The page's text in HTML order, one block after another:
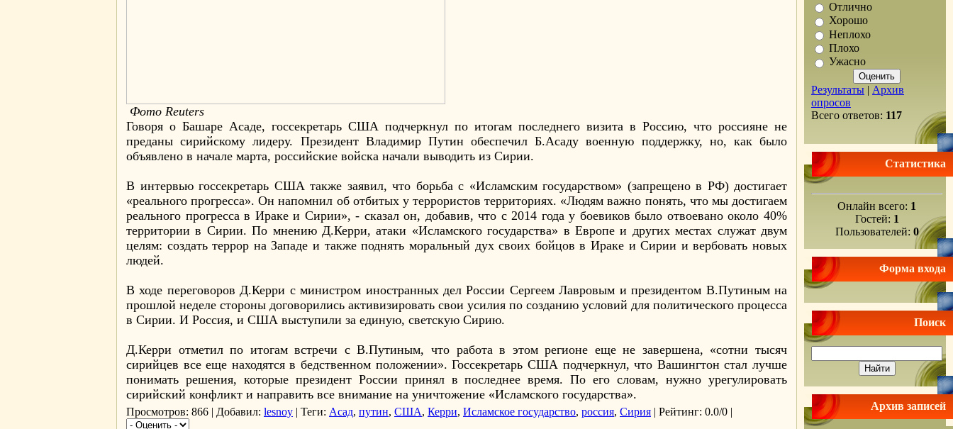
Фото Reuters
Говоря о Башаре Асаде, госсекретарь США подчеркнул по итогам последнего визита в Россию, что россияне не
преданы сирийскому лидеру. Президент Владимир Путин обеспечил Б.Асаду военную поддержку, но, как было
объявлено в начале марта, российские войска начали выводить из Сирии.
В интервью госсекретарь США также заявил, что борьба с «Исламским государством» (запрещено в РФ) достигает
«реального прогресса». Он напомнил об отбитых у террористов территориях. «Людям важно понять, что мы достигаем
реального прогресса в Ираке и Сирии», - сказал он, добавив, что с 2014 года у боевиков было отвоевано около 40%
территории в Сирии. По мнению Д.Керри, атаки «Исламского государства» в Европе и других местах служат двум
целям: создать террор на Западе и также поднять моральный дух своих бойцов в Ираке и Сирии и вербовать новых
людей.
В ходе переговоров Д.Керри с министром иностранных дел России Сергеем Лавровым и президентом В.Путиным на
прошлой неделе стороны договорились активизировать свои усилия по созданию условий для политического процесса
в Сирии. И Россия, и США выступили за единую, светскую Сирию.
Д.Керри отметил по итогам встречи с В.Путиным, что работа в этом регионе еще не завершена, «сотни тысяч
сирийцев все еще находятся в бедственном положении». Госсекретарь США подчеркнул, что Вашингтон стал лучше
понимать решения, которые президент России принял в последнее время. По его словам, нужно урегулировать
сирийский конфликт и направить все внимание на уничтожение «Исламского государства».
Просмотров: 866 | Добавил: lesnoy | Теги: Асад, путин, США, Керри, Исламское государство, россия, Сирия | Рейтинг: 0.0/0 |
Отлично
Хорошо
Неплохо
Плохо
Ужасно
Результаты | Архив
опросов
Всего ответов: 117
Статистика
Онлайн всего: 1
Гостей: 1
Пользователей: 0
Форма входа
Поиск
Архив записей